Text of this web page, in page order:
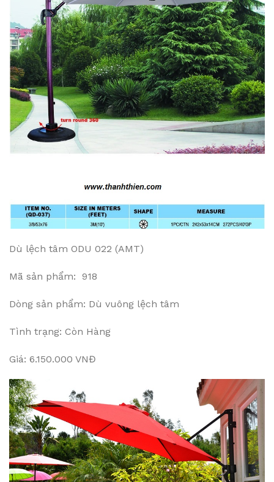
Dù lệch tâm ODU 022 (AMT)
Mã sản phẩm: 918
Dòng sản phẩm: Dù vuông lệch tâm
Tình trạng: Còn Hàng
Giá: 6.150.000 VNĐ